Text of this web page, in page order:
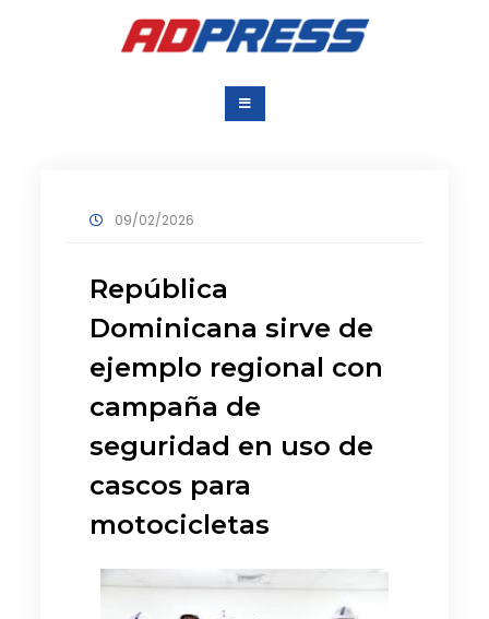
Agencia Dominicana
de Prensa
09/02/2026
República
Dominicana sirve de
ejemplo regional con
campaña de
seguridad en uso de
cascos para
motocicletas